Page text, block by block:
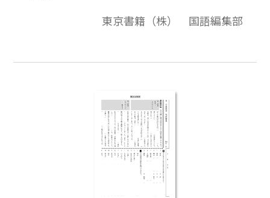
東京書籍（株） 国語編集部